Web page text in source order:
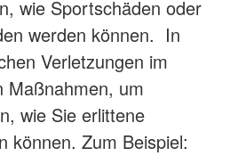
wie Sportschäden oder
werden können. In
Verletzungen im
Maßnahmen, um
wie Sie erlittene
können. Zum Beispiel: